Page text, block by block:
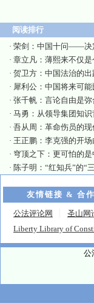
阅读排行
· 荣剑：中国十问——决
· 章立凡：薄熙来不仅是
· 贺卫方：中国法治的出
· 犀利公：中国将来可
· 张千帆：言论自由是
· 马勇：从领导集团知
· 吾从周：革命伤员的
· 王正鹏：李克强的开场
· 穹顶之下：更可怕的
· 陈子明：“红知兵”的“
友情链接 & 合
公法评论网 圣山网
Liberty Library of
公